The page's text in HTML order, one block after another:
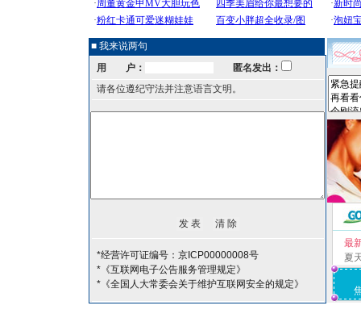
■ 我来说两句
用 户：
匿名发出：
请各位遵纪守法并注意语言文明。
*经营许可证编号：京ICP00000008号
*《互联网电子公告服务管理规定》
*《全国人大常委会关于维护互联网安全的规定》
最
夏